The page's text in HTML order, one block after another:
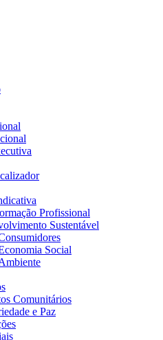
Profissional
Sustentável
Social
Comunitários
e Paz